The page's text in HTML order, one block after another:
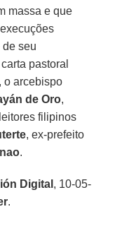
massa e que
seu
pastoral
o arcebispo
de Oro,
filipinos
, ex-prefeito
.
Digital , 10-05-
.